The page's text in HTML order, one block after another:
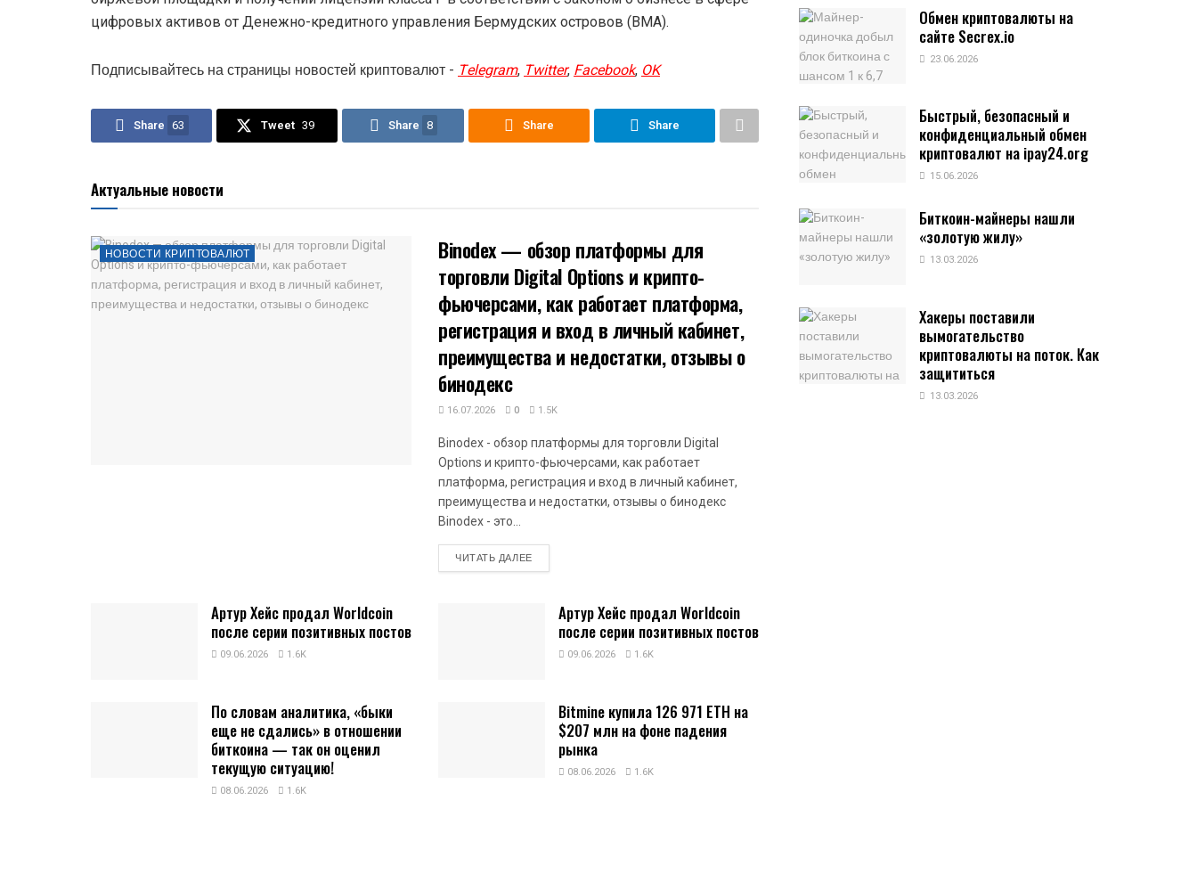
цифровых активов от Денежно-кредитного управления Бермудских островов (BMA).
Подписывайтесь на страницы новостей криптовалют - Telegram, Twitter, Facebook, OK
Share 63 Tweet 39 Share 8 Share Share
Актуальные новости
НОВОСТИ КРИПТОВАЛЮТ
Binodex — обзор платформы для
торговли Digital Options и крипто-
фьючерсами, как работает платформа,
регистрация и вход в личный кабинет,
преимущества и недостатки, отзывы о
бинодекс
16.07.2026 0 1.5K
Binodex - обзор платформы для торговли Digital
Options и крипто-фьючерсами, как работает
платформа, регистрация и вход в личный кабинет,
преимущества и недостатки, отзывы о бинодекс
Binodex - это...
ЧИТАТЬ ДАЛЕЕDETAILS
Артур Хейс продал Worldcoin
после серии позитивных постов
09.06.2026 1.6K
Артур Хейс продал Worldcoin
после серии позитивных постов
09.06.2026 1.6K
По словам аналитика, «быки
еще не сдались» в отношении
биткоина — так он оценил
текущую ситуацию!
08.06.2026 1.6K
Bitmine купила 126 971 ETH на
$207 млн на фоне падения
рынка
08.06.2026 1.6K
Обмен криптовалюты на
сайте Secrex.io
23.06.2026
Быстрый, безопасный и
конфиденциальный обмен
криптовалют на ipay24.org
15.06.2026
Биткоин-майнеры нашли
«золотую жилу»
13.03.2026
Хакеры поставили
вымогательство
криптовалюты на поток. Как
защититься
13.03.2026